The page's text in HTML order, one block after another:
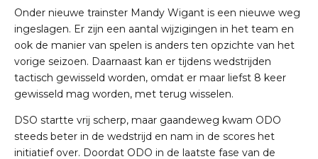
Onder nieuwe trainster Mandy Wigant is een nieuwe weg
ingeslagen. Er zijn een aantal wijzigingen in het team en
ook de manier van spelen is anders ten opzichte van het
vorige seizoen. Daarnaast kan er tijdens wedstrijden
tactisch gewisseld worden, omdat er maar liefst 8 keer
gewisseld mag worden, met terug wisselen.
DSO startte vrij scherp, maar gaandeweg kwam ODO
steeds beter in de wedstrijd en nam in de scores het
initiatief over. Doordat ODO in de laatste fase van de